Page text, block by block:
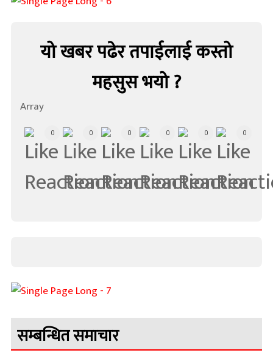
यो खबर पढेर तपाईलाई कस्तो
महसुस भयो ?
Array
0 0 0 0 0 0
सम्बन्धित समाचार